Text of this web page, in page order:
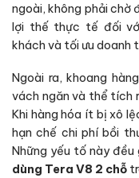
ngoài, không phải chờ
lợi thế thực tế đối
khách và tối ưu doanh
Ngoài ra, khoang
vách ngăn và thể tích
Khi hàng hóa ít bị xô
hạn chế chi phí bồi
Những yếu tố này đều
dùng Tera V8 2 chỗ